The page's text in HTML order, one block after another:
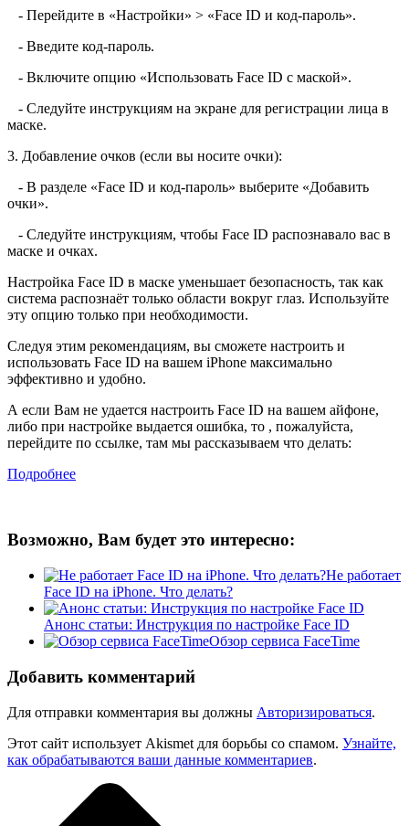
- Перейдите в «Настройки» > «Face ID и код-пароль».
- Введите код-пароль.
- Включите опцию «Использовать Face ID с маской».
- Следуйте инструкциям на экране для регистрации лица в
маске.
3. Добавление очков (если вы носите очки):
- В разделе «Face ID и код-пароль» выберите «Добавить
очки».
- Следуйте инструкциям, чтобы Face ID распознавало вас в
маске и очках.
Настройка Face ID в маске уменьшает безопасность, так как
система распознаёт только области вокруг глаз. Используйте
эту опцию только при необходимости.
Следуя этим рекомендациям, вы сможете настроить и
использовать Face ID на вашем iPhone максимально
эффективно и удобно.
А если Вам не удается настроить Face ID на вашем айфоне,
либо при настройке выдается ошибка, то , пожалуйста,
перейдите по ссылке, там мы рассказываем что делать:
Подробнее
Возможно, Вам будет это интересно:
Не работает
Face ID на iPhone. Что делать?
Анонс статьи: Инструкция по настройке Face ID
Обзор сервиса FaceTime
Добавить комментарий
Для отправки комментария вы должны Авторизироваться.
Этот сайт использует Akismet для борьбы со спамом. Узнайте,
как обрабатываются ваши данные комментариев.